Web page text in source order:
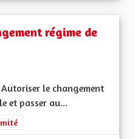
régime de
le changement
et passer au...
: Les services publics en